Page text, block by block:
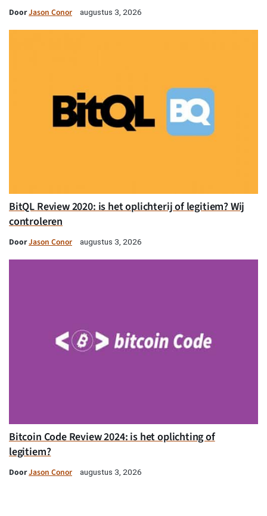
DoorJason Conor augustus 3, 2026
BitQL Review 2020: is het oplichterij of legitiem? Wij
controleren
DoorJason Conor augustus 3, 2026
Bitcoin Code Review 2024: is het oplichting of
legitiem?
DoorJason Conor augustus 3, 2026